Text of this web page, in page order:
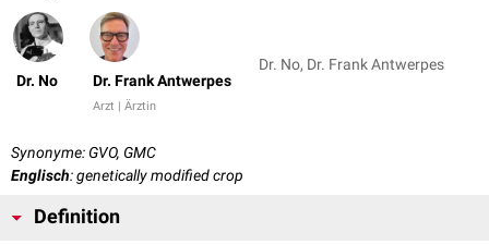
Dr. No Dr. Frank Antwerpes
Arzt | Ärztin
Dr. No, Dr. Frank Antwerpes
Synonyme: GVO, GMC
Englisch: genetically modified crop
Definition